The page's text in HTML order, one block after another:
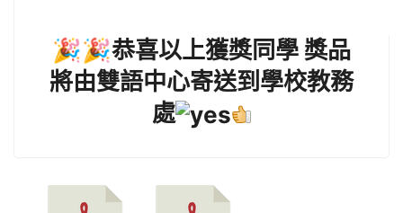
🎉🎉恭喜以上獲獎同學 獎品
將由雙語中心寄送到學校教務
處